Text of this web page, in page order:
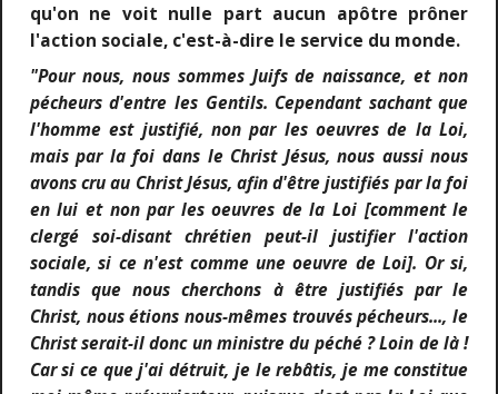
qu'on ne voit nulle part aucun apôtre prôner
l'action sociale, c'est-à-dire le service du monde.
"Pour nous, nous sommes Juifs de naissance, et non
pécheurs d'entre les Gentils. Cependant sachant que
l'homme est justifié, non par les oeuvres de la Loi,
mais par la foi dans le Christ Jésus, nous aussi nous
avons cru au Christ Jésus, afin d'être justifiés par la foi
en lui et non par les oeuvres de la Loi [comment le
clergé soi-disant chrétien peut-il justifier l'action
sociale, si ce n'est comme une oeuvre de Loi]. Or si,
tandis que nous cherchons à être justifiés par le
Christ, nous étions nous-mêmes trouvés pécheurs..., le
Christ serait-il donc un ministre du péché ? Loin de là !
Car si ce que j'ai détruit, je le rebâtis, je me constitue